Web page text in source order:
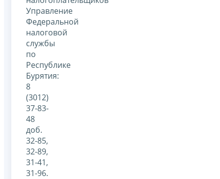
Управление
Федеральной
налоговой
службы
по
Республике
Бурятия:
8
(3012)
37-83-
48
доб.
32-85,
32-89,
31-41,
31-96.